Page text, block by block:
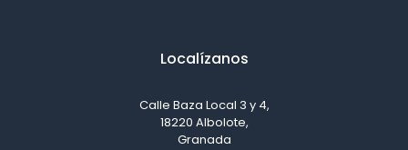
Localízanos
Calle Baza Local 3 y 4,
18220 Albolote,
Granada